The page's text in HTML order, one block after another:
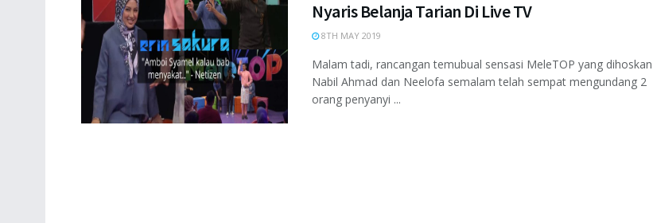
Nyaris Belanja Tarian Di Live TV
8TH MAY 2019
Malam tadi, rancangan temubual sensasi MeleTOP yang
Nabil Ahmad dan Neelofa semalam telah sempat mengundang 2
orang penyanyi ...